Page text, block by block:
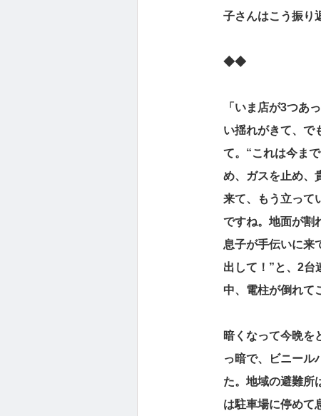
子さんはこう振り
◆◆
「いま店が3つあ
い揺れがきて、で
て。“これは今ま
め、ガスを止め、
来て、もう立って
ですね。地面が割
息子が手伝いに来
出して！”と、2台
中、電柱が倒れて
暗くなって今晩を
っ暗で、ビニール
た。地域の避難所
は駐車場に停めて